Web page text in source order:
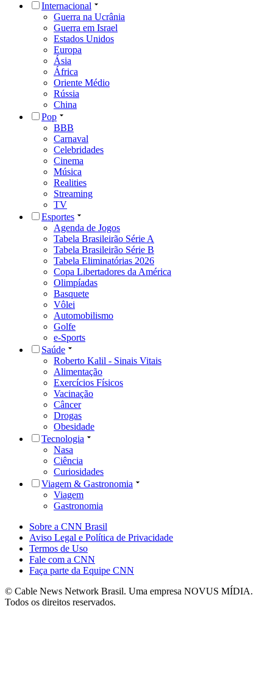
Internacional
Guerra na Ucrânia
Guerra em Israel
Estados Unidos
Europa
Ásia
África
Oriente Médio
Rússia
China
Pop
BBB
Carnaval
Celebridades
Cinema
Música
Realities
Streaming
TV
Esportes
Agenda de Jogos
Tabela Brasileirão Série A
Tabela Brasileirão Série B
Tabela Eliminatórias 2026
Copa Libertadores da América
Olimpíadas
Basquete
Vôlei
Automobilismo
Golfe
e-Sports
Saúde
Roberto Kalil - Sinais Vitais
Alimentação
Exercícios Físicos
Vacinação
Câncer
Drogas
Obesidade
Tecnologia
Nasa
Ciência
Curiosidades
Viagem & Gastronomia
Viagem
Gastronomia
Sobre a CNN Brasil
Aviso Legal e Política de Privacidade
Termos de Uso
Fale com a CNN
Faça parte da Equipe CNN
© Cable News Network Brasil. Uma empresa NOVUS MÍDIA.
Todos os direitos reservados.